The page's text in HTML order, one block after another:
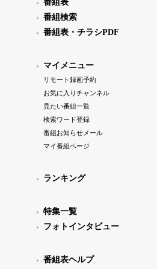
番組表
番組検索
番組表・チラシPDF
マイメニュー
リモート録画予約
お気に入りチャンネル
見たい番組一覧
検索ワード登録
番組お知らせメール
マイ番組ページ
ランキング
特集一覧
フォトインタビュー
番組表ヘルプ